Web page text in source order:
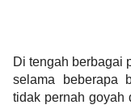
Di tengah berbagai
selama beberapa
tidak pernah goyah